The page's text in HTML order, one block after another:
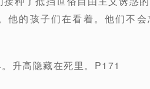
他的孩子们在看着。他们不
升高隐藏在死里。P171